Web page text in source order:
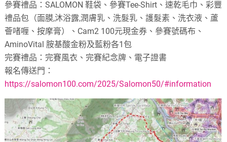
參賽禮品：SALOMON 鞋袋、參賽Tee-Shirt、速乾毛巾、彩豐
禮品包（面膜,沐浴露,潤膚乳、洗髮乳、護髮素、洗衣液、蘆
薈啫喱、按摩膏）、Cam2 100元現金券、參賽號碼布、
AminoVital 胺基酸金粉及藍粉各1包
完賽禮品：完賽風衣、完賽紀念牌、電子證書
報名傳送門：
https://salomon100.com/2025/Salomon50/#information